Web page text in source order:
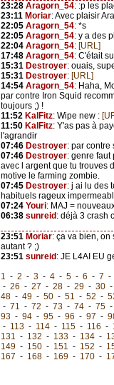
23:28 Aragorn_54: :p les
23:11 Moriar: Avec plaisir Ara
22:05 Aragorn_54: *s
22:05 Aragorn_54: y a des
22:04 Aragorn_54: [URL]
17:48 Aragorn_54: C'était
15:31 Destroyer: ouais,
15:31 Destroyer: [URL]
14:54 Aragorn_54: Haha,
par contre Iron Squid
toujours ;) !
11:52 KalFitz: Wipe new :
11:50 KalFitz: Y'as pas à
l'agrandir
07:46 Destroyer: par contre
07:46 Destroyer: genre faut
avec l argent que tu trouves
motive le farming zombie.
07:45 Destroyer: j ai lu des
habituels rageux
07:24 Youri: MAJ =
06:38 sunreid : déjà 3 crash
23:51 Moriar: ça va bien, on
autant ? ;)
23:51 sunreid : JE L4AI EU
1 - 2 - 3 - 4 - 5 - 6 - 7 -
- 26 - 27 - 28 - 29 - 30 -
48 - 49 - 50 - 51 - 52 -
- 71 - 72 - 73 - 74 - 75 -
93 - 94 - 95 - 96 - 97 -
- 113 - 114 - 115 - 116 -
131 - 132 - 133 - 134 -
149 - 150 - 151 - 152 -
167 - 168 - 169 - 170 -